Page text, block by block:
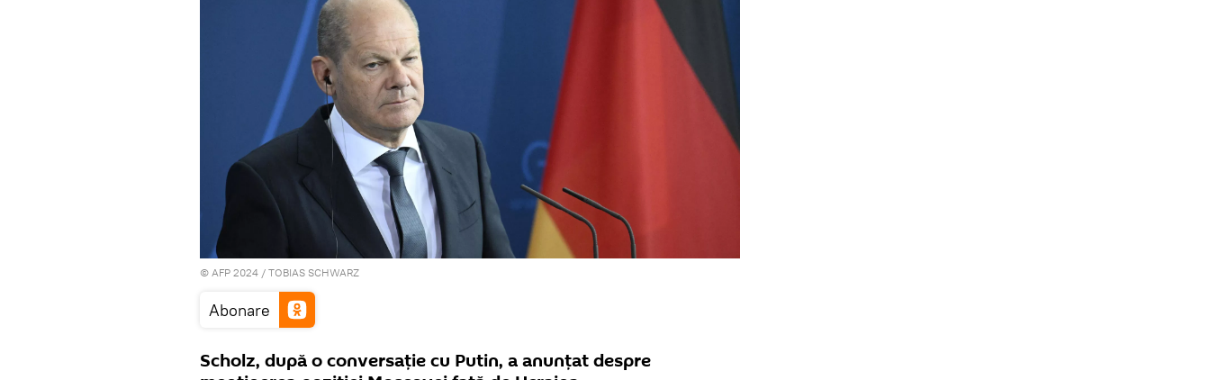
© AFP 2024 / TOBIAS SCHWARZ
Abonare
Scholz, după o conversație cu Putin, a anunțat despre